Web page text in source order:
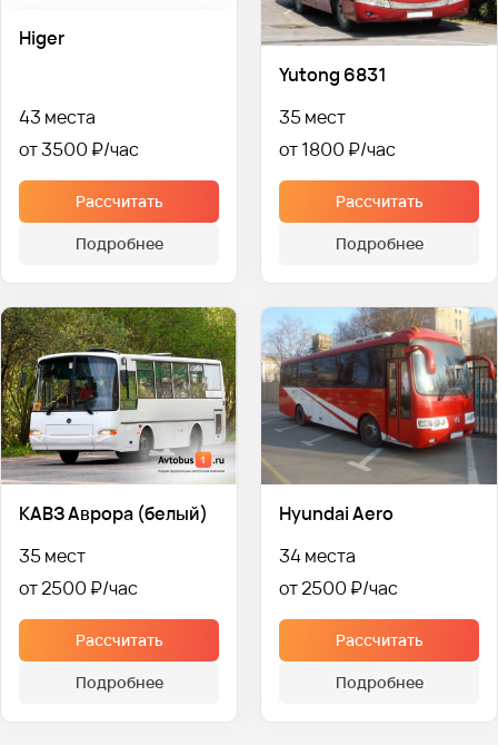
Higer
43 места
от 3500 ₽
Рассчитать
Подробнее
Yutong 6831
35 мест
от 1800 ₽
Рассчитать
Подробнее
КАВЗ Аврора (белый)
35 мест
от 2500 ₽
Рассчитать
Подробнее
Hyundai Aero
34 места
от 2500 ₽
Рассчитать
Подробнее